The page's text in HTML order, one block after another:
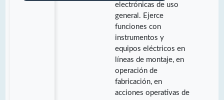
electrónicas de uso
general. Ejerce
funciones con
instrumentos y
equipos eléctricos en
líneas de montaje, en
operación de
fabricación, en
acciones operativas de